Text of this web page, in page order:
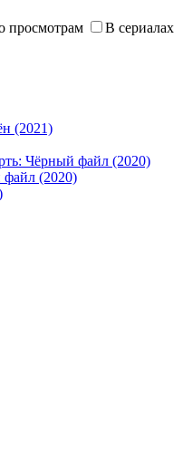
просмотрам В сериалах
файл (2020)